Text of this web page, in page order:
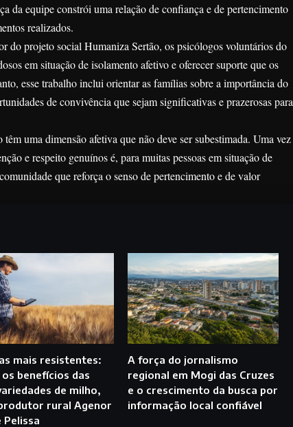
da equipe constrói uma relação de confiança e de pertencimento
realizados.
projeto social Humaniza Sertão, os psicólogos voluntários do
em situação de isolamento afetivo e oferecer suporte que os
esse trabalho inclui orientar as famílias sobre a importância do
de convivência que sejam significativas e prazerosas para
uma dimensão afetiva que não deve ser subestimada. Uma vez
e respeito genuínos é, para muitas pessoas em situação de
que reforça o senso de pertencimento e de valor
mais resistentes:
benefícios das
de milho,
rural Agenor
Pelissa
A força do jornalismo
regional em Mogi das Cruzes
e o crescimento da busca por
informação local confiável